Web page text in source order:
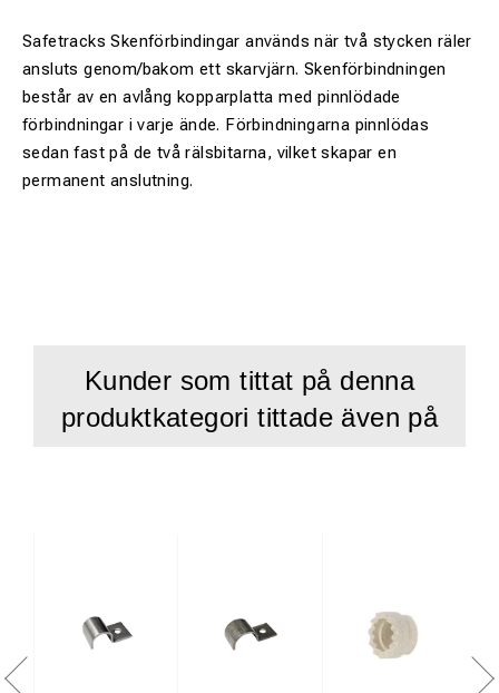
Safetracks Skenförbindingar används när två stycken räler
ansluts genom/bakom ett skarvjärn. Skenförbindningen
består av en avlång kopparplatta med pinnlödade
förbindningar i varje ände. Förbindningarna pinnlödas
sedan fast på de två rälsbitarna, vilket skapar en
permanent anslutning.
Kunder som tittat på denna
produktkategori tittade även på